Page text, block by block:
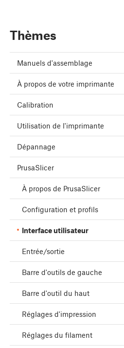
Thèmes
Manuels d'assemblage
À propos de votre imprimante
Calibration
Utilisation de l'imprimante
Dépannage
PrusaSlicer
À propos de PrusaSlicer
Configuration et profils
Interface utilisateur
Entrée/sortie
Barre d'outils de gauche
Barre d'outil du haut
Réglages d'impression
Réglages du filament